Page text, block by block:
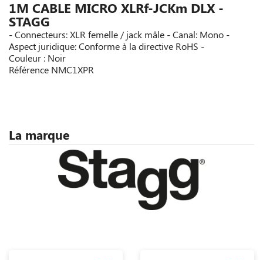
1M CABLE MICRO XLRf-JCKm DLX -
STAGG
- Connecteurs: XLR femelle / jack mâle - Canal: Mono -
Aspect juridique: Conforme à la directive RoHS -
Couleur : Noir
Référence NMC1XPR
La marque